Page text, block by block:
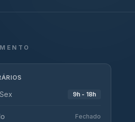
9h - 18h
Fechado